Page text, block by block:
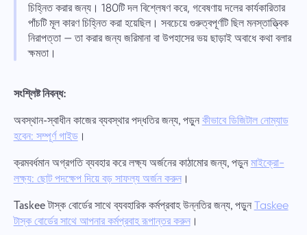
চিহ্নিত করার জন্য। 180টি দল বিশ্লেষণ করে, গবেষণায় দলের কার্যকারিতার
পাঁচটি মূল কারণ চিহ্নিত করা হয়েছিল। সবচেয়ে গুরুত্বপূর্ণটি ছিল মনস্তাত্ত্বিক
নিরাপত্তা — তা করার জন্য জরিমানা বা উপহাসের ভয় ছাড়াই অবাধে কথা বলার
ক্ষমতা।
সংশ্লিষ্ট নিবন্ধ:
অবস্থান-স্বাধীন কাজের ব্যবস্থার পদ্ধতির জন্য, পড়ুনকীভাবে ডিজিটাল নোম্যাড
হবেন: সম্পূর্ণ গাইড।
ক্রমবর্ধমান অগ্রগতি ব্যবহার করে লক্ষ্য অর্জনের কাঠামোর জন্য, পড়ুনমাইক্রো-
লক্ষ্য: ছোট পদক্ষেপ দিয়ে বড় সাফল্য অর্জন করুন।
Taskee টাস্ক বোর্ডের সাথে ব্যবহারিক কর্মপ্রবাহ উন্নতির জন্য, পড়ুনTaskee
টাস্ক বোর্ডের সাথে আপনার কর্মপ্রবাহ রূপান্তর করুন।